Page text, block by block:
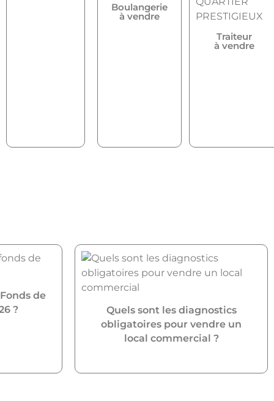
Boulangerie
à vendre
Traiteur
à vendre
de
?
Quels sont les diagnostics
obligatoires pour vendre un
local commercial ?